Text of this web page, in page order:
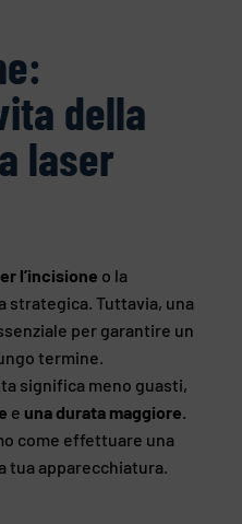
della
laser
l’incisione o la
strategica. Tuttavia, una
per garantire un
termine.
significa meno guasti,
e una durata maggiore.
come effettuare una
tua apparecchiatura.